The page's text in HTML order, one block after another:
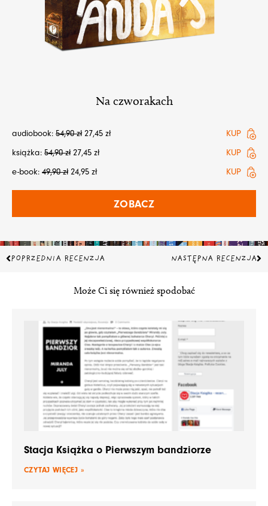
Na czworakach
audiobook: 54,90zł 27,45 zł
KUP
książka: 54,90zł 27,45 zł
KUP
e-book: 49,90zł 24,95 zł KUP
ZOBACZ
Prev
POPRZEDNIA RECENZJA NASTĘPNA RECENZJA
Może Ci się również spodobać
Stacja Książka o Pierwszym bandziorze
CZYTAJ WIĘCEJ »